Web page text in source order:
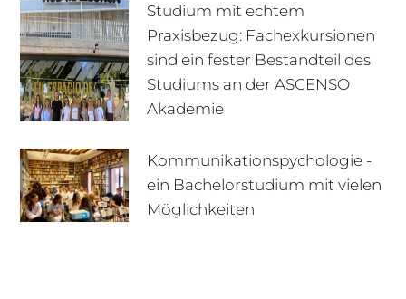
+49 170 222 77 66 Infotage
Studium mit echtem
Praxisbezug: Fachexkursionen
sind ein fester Bestandteil des
Studiums an der ASCENSO
Akademie
Kommunikationspychologie -
ein Bachelorstudium mit vielen
Möglichkeiten